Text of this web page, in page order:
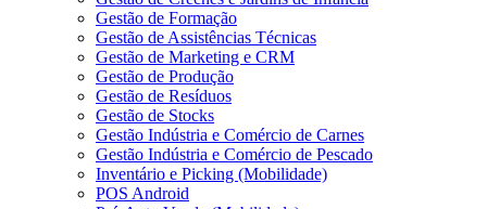
Gestão de Formação
Gestão de Assistências Técnicas
Gestão de Marketing e CRM
Gestão de Produção
Gestão de Resíduos
Gestão de Stocks
Gestão Indústria e Comércio de Carnes
Gestão Indústria e Comércio de Pescado
Inventário e Picking (Mobilidade)
POS Android